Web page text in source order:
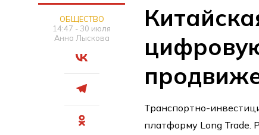
ОБЩЕСТВО
14:47 - 30 июля
Анна Лыскова
Транспортно-
платформу Long Trade.